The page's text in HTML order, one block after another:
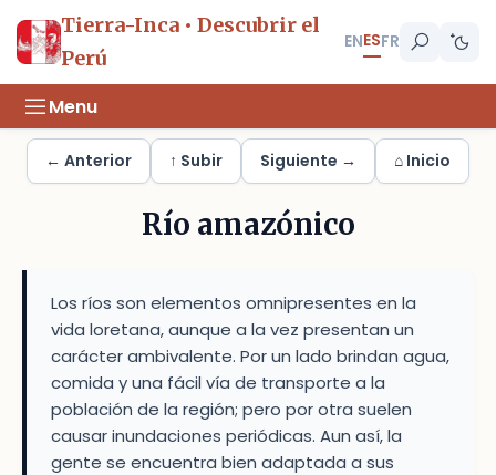
Tierra-Inca • Descubrir el
Perú
ENESFR
Menu
← Anterior ↑ Subir Siguiente → ⌂ Inicio
Río amazónico
Los ríos son elementos omnipresentes en la
vida loretana, aunque a la vez presentan un
carácter ambivalente. Por un lado brindan agua,
comida y una fácil vía de transporte a la
población de la región; pero por otra suelen
causar inundaciones periódicas. Aun así, la
gente se encuentra bien adaptada a sus